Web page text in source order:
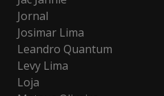
Jornal
Josimar Lima
Leandro Quantum
Levy Lima
Loja